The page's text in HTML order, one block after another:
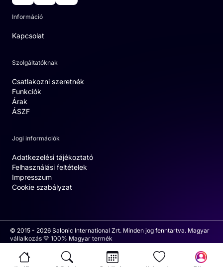
Információ
Kapcsolat
Szolgáltatóknak
Csatlakozni szeretnék
Funkciók
Árak
ÁSZF
Jogi információk
Adatkezelési tájékoztató
Felhasználási feltételek
Impresszum
Cookie szabályzat
© 2015 - 2026 Salonic International Zrt. Minden jog fenntartva. Magyar
vállalkozás 💛 100% Magyar termék